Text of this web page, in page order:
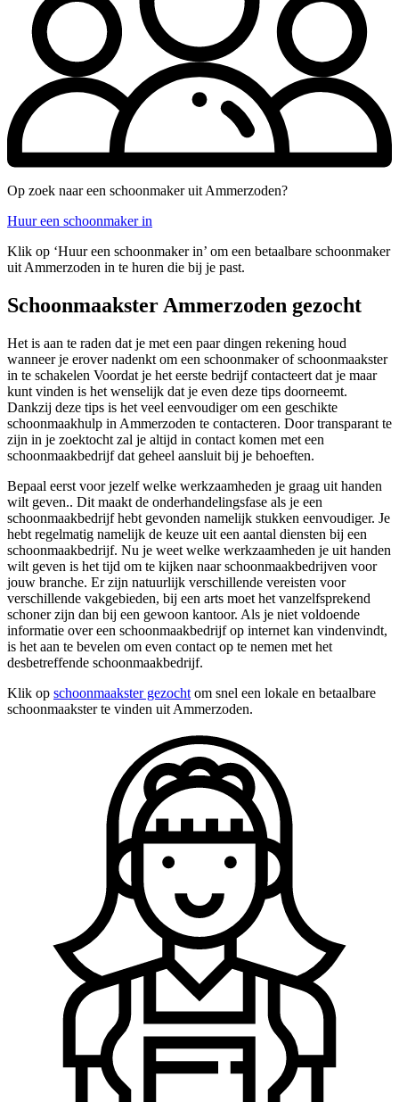
Op zoek naar een schoonmaker uit Ammerzoden?
Huur een schoonmaker in
Klik op ‘Huur een schoonmaker in’ om een betaalbare schoonmaker
uit Ammerzoden in te huren die bij je past.
Schoonmaakster Ammerzoden gezocht
Het is aan te raden dat je met een paar dingen rekening houd
wanneer je erover nadenkt om een schoonmaker of schoonmaakster
in te schakelen Voordat je het eerste bedrijf contacteert dat je maar
kunt vinden is het wenselijk dat je even deze tips doorneemt.
Dankzij deze tips is het veel eenvoudiger om een geschikte
schoonmaakhulp in Ammerzoden te contacteren. Door transparant te
zijn in je zoektocht zal je altijd in contact komen met een
schoonmaakbedrijf dat geheel aansluit bij je behoeften.
Bepaal eerst voor jezelf welke werkzaamheden je graag uit handen
wilt geven.. Dit maakt de onderhandelingsfase als je een
schoonmaakbedrijf hebt gevonden namelijk stukken eenvoudiger. Je
hebt regelmatig namelijk de keuze uit een aantal diensten bij een
schoonmaakbedrijf. Nu je weet welke werkzaamheden je uit handen
wilt geven is het tijd om te kijken naar schoonmaakbedrijven voor
jouw branche. Er zijn natuurlijk verschillende vereisten voor
verschillende vakgebieden, bij een arts moet het vanzelfsprekend
schoner zijn dan bij een gewoon kantoor. Als je niet voldoende
informatie over een schoonmaakbedrijf op internet kan vindenvindt,
is het aan te bevelen om even contact op te nemen met het
desbetreffende schoonmaakbedrijf.
Klik op schoonmaakster gezocht om snel een lokale en betaalbare
schoonmaakster te vinden uit Ammerzoden.